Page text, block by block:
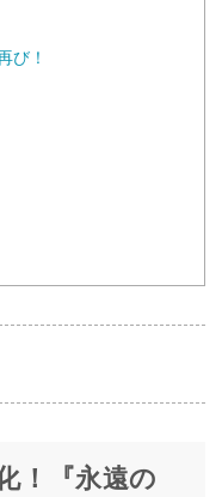
び！
！『永遠の